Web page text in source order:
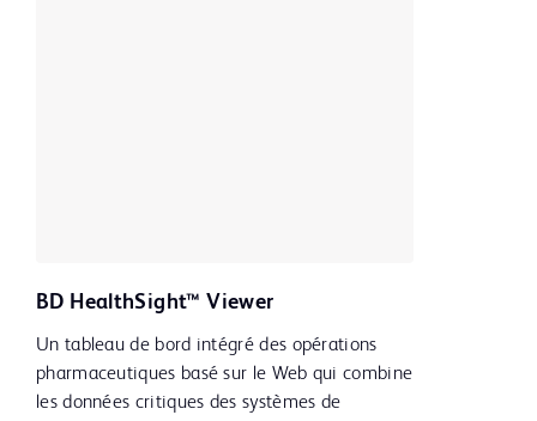
BD HealthSight™ Viewer
Un tableau de bord intégré des opérations
pharmaceutiques basé sur le Web qui combine
les données critiques des systèmes de